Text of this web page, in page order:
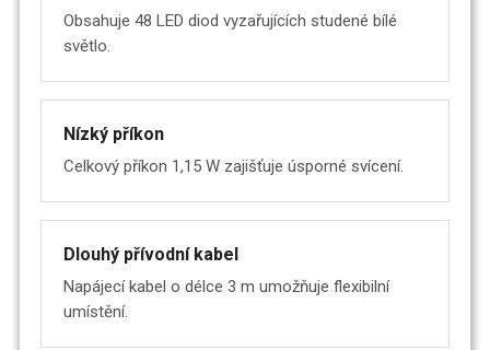
Obsahuje 48 LED diod vyzařujících studené bílé
světlo.
Nízký příkon
Celkový příkon 1,15 W zajišťuje úsporné svícení.
Dlouhý přívodní kabel
Napájecí kabel o délce 3 m umožňuje flexibilní
umístění.